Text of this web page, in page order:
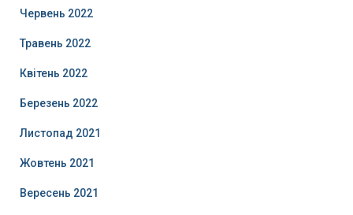
Червень 2022
Травень 2022
Квітень 2022
Березень 2022
Листопад 2021
Жовтень 2021
Вересень 2021